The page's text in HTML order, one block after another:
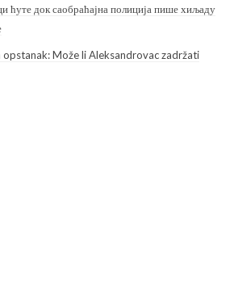
ћуте док саобраћајна полиција пише хиљаду
opstanak: Može li Aleksandrovac zadržati